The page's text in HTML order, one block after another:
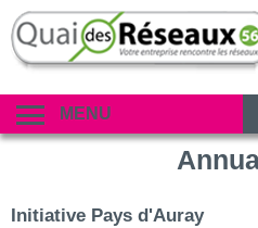
MENU
Initiative Pays d'Auray